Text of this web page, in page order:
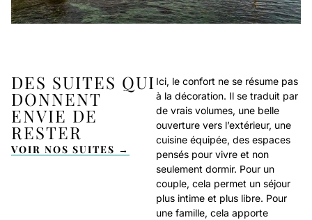
DES SUITES QUI
DONNENT
ENVIE DE
RESTER
VOIR NOS SUITES →
Ici, le confort ne se résume pas
à la décoration. Il se traduit par
de vrais volumes, une belle
ouverture vers l’extérieur, une
cuisine équipée, des espaces
pensés pour vivre et non
seulement dormir. Pour un
couple, cela permet un séjour
plus intime et plus libre. Pour
une famille, cela apporte